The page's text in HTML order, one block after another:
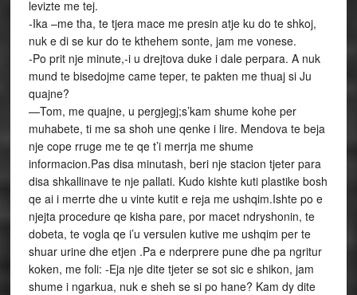
levizte me tej.
-Ika –me tha, te tjera mace me presin atje ku do te shkoj,
nuk e di se kur do te kthehem sonte, jam me vonese.
-Po prit nje minute,-i u drejtova duke i dale perpara. A nuk
mund te bisedojme came teper, te pakten me thuaj si Ju
quajne?
—Tom, me quajne, u pergjegj;s’kam shume kohe per
muhabete, ti me sa shoh une qenke i lire. Mendova te beja
nje cope rruge me te qe t’i merrja me shume
informacion.Pas disa minutash, beri nje stacion tjeter para
disa shkallinave te nje pallati. Kudo kishte kuti plastike bosh
qe ai i merrte dhe u vinte kutit e reja me ushqim.Ishte po e
njejta procedure qe kisha pare, por macet ndryshonin, te
dobeta, te vogla qe i’u versulen kutive me ushqim per te
shuar urine dhe etjen .Pa e nderprere pune dhe pa ngritur
koken, me foli: -Eja nje dite tjeter se sot sic e shikon, jam
shume i ngarkua, nuk e sheh se si po hane? Kam dy dite